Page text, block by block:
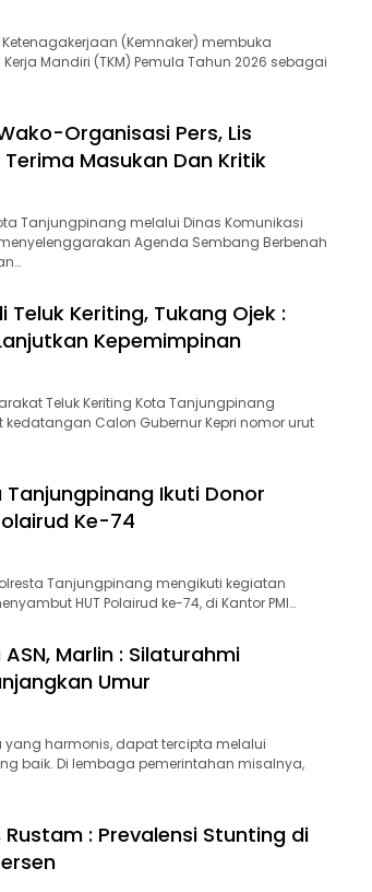
(Kemnaker) membuka
Mandiri (TKM) Pemula Tahun 2026 sebagai
Organisasi Pers, Lis
Masukan Dan Kritik
Tanjungpinang melalui Dinas Komunikasi
Agenda Sembang Berbenah
Keriting, Tukang Ojek :
Kepemimpinan
Teluk Keriting Kota Tanjungpinang
Calon Gubernur Kepri nomor urut
Ikuti Donor
Ke-74
Tanjungpinang mengikuti kegiatan
HUT Polairud ke-74, di Kantor PMI…
Marlin : Silaturahmi
Umur
harmonis, dapat tercipta melalui
baik. Di lembaga pemerintahan misalnya,
: Prevalensi Stunting di